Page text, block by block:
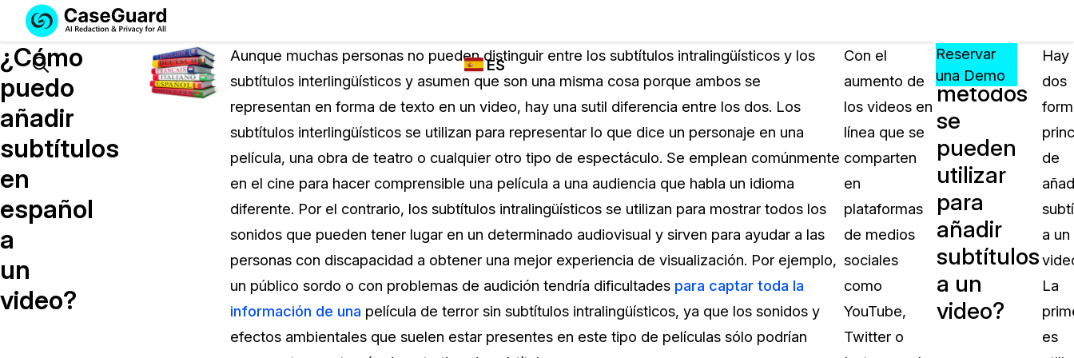
Servicios
SUSCRÍBASE
A
CASEGUARD
Licencia de CaseGuard Studio
Precios de Redacción a Pedido
Soluciones
FUNCIONES DE
TRANSCRIPCIÓN
Y TRADUCCIÓN
DE CASEGUARD
Redacción de vídeos
de notas y más con un solo clic desde una
cantidad ilimitada de videos
Redacción de documentos
Redacte información de identificación
personal (PII) de miles de archivos PDF,
Excel, Doc, correo electrónico y PST con un
Industrias
¿QUIÉN
CASEGUARD?
Transportación
La Atención Médica
Educación
El Gobierno
PreciosRecursos
APRENDA,
CONECTE
Y
CREZCA
CON
CASEGUARD
Preguntas Frecuentes
Explore preguntas frecuentes
CaseGuard
Artículos
Redacte archivos de video con
algoritmo mejorado
Eventos
Search
ES
Español
Reservar
una Demo
¿Cómo
puedo
añadir
subtítulos
en
español
a
un
video?
Aunque muchas personas no pueden distinguir entre los subtítulos intralingüísticos y los
subtítulos interlingüísticos y asumen que son una misma cosa porque ambos se
representan en forma de texto en un video, hay una sutil diferencia entre los dos. Los
subtítulos interlingüísticos se utilizan para representar lo que dice un personaje en una
película, una obra de teatro o cualquier otro tipo de espectáculo. Se emplean comúnmente
en el cine para hacer comprensible una película a una audiencia que habla un idioma
diferente. Por el contrario, los subtítulos intralingüísticos se utilizan para mostrar todos los
sonidos que pueden tener lugar en un determinado audiovisual y sirven para ayudar a las
personas con discapacidad a obtener una mejor experiencia de visualización. Por ejemplo,
un público sordo o con problemas de audición tendría dificultades para captar toda la
información de una película de terror sin subtítulos intralingüísticos, ya que los sonidos y
efectos ambientales que suelen estar presentes en este tipo de películas sólo podrían
Con el
aumento de
los videos en
línea que se
comparten
en
plataformas
de medios
sociales
como
YouTube,
Twitter o
¿Qué
métodos
se
pueden
utilizar
para
añadir
subtítulos
a un
video?
Hay
dos
de
a un
La
es